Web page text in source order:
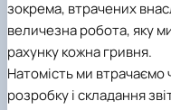
зокрема, втрачених
величезна робота, яку
рахунку кожна гривня.
Натомість ми втрачаємо
розробку і складання